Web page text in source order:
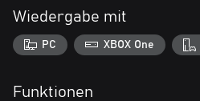
Wiedergabe mit
PC XBOX One
Funktionen